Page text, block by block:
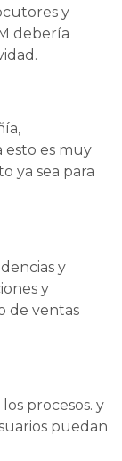
y
debería
esto es muy
ya sea para
y
y
de ventas
procesos. y
puedan